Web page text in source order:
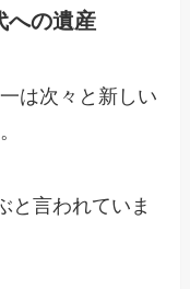
への遺産
は次々と新しい
と言われていま